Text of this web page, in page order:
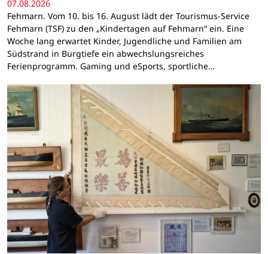
07.08.2026
Fehmarn. Vom 10. bis 16. August lädt der Tourismus-Service
Fehmarn (TSF) zu den „Kindertagen auf Fehmarn“ ein. Eine
Woche lang erwartet Kinder, Jugendliche und Familien am
Südstrand in Burgtiefe ein abwechslungsreiches
Ferienprogramm. Gaming und eSports, sportliche…